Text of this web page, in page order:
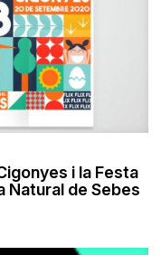
i la Festa
Natural de Sebes